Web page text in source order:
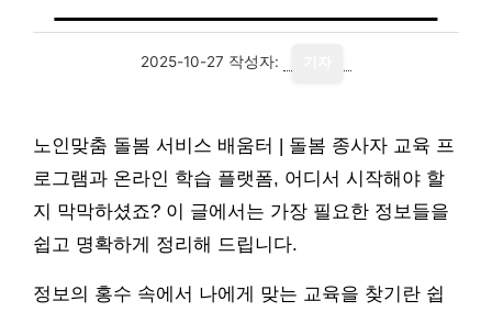
2025-10-27 작성자:
노인맞춤 돌봄 서비스 배움터 | 돌봄 종사자 교육 프
로그램과 온라인 학습 플랫폼, 어디서 시작해야 할
지 막막하셨죠? 이 글에서는 가장 필요한 정보들을
쉽고 명확하게 정리해 드립니다.
정보의 홍수 속에서 나에게 맞는 교육을 찾기란 쉽